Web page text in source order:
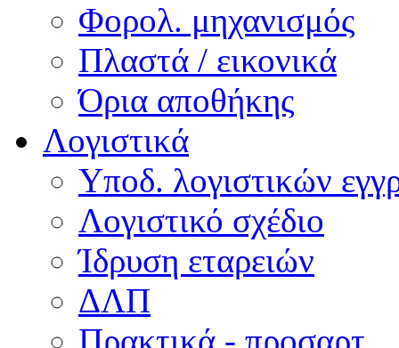
Φορολ. μηχανισμός
Πλαστά / εικονικά
Όρια αποθήκης
Λογιστικά
Υποδ. λογιστικών
Λογιστικό σχέδιο
Ίδρυση εταρειών
ΔΛΠ